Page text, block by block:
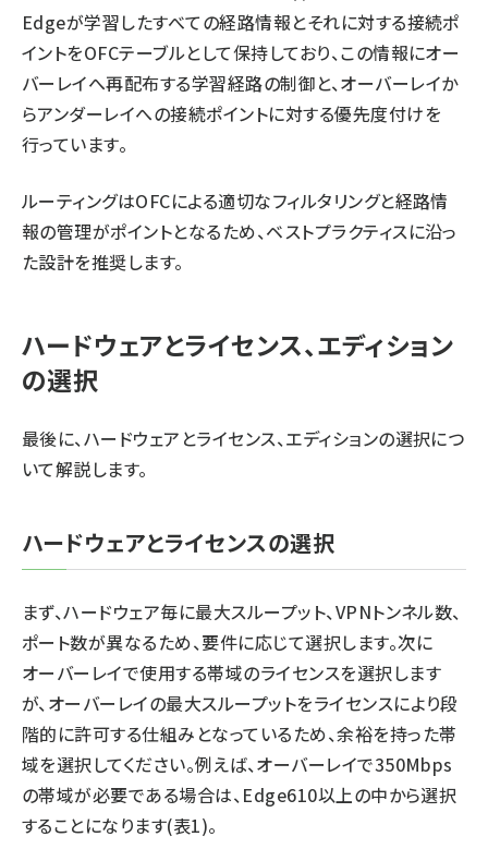
Edgeが学習したすべての経路情報とそれに対する接続ポ
イントをOFCテーブルとして保持しており、この情報にオー
バーレイへ再配布する学習経路の制御と、オーバーレイか
らアンダーレイへの接続ポイントに対する優先度付けを
行っています。
ルーティングはOFCによる適切なフィルタリングと経路情
報の管理がポイントとなるため、ベストプラクティスに沿っ
た設計を推奨します。
ハードウェアとライセンス、エディション
の選択
最後に、ハードウェアとライセンス、エディションの選択につ
いて解説します。
ハードウェアとライセンスの選択
まず、ハードウェア毎に最大スループット、VPNトンネル数、
ポート数が異なるため、要件に応じて選択します。次に
オーバーレイで使用する帯域のライセンスを選択します
が、オーバーレイの最大スループットをライセンスにより段
階的に許可する仕組みとなっているため、余裕を持った帯
域を選択してください。例えば、オーバーレイで350Mbps
の帯域が必要である場合は、Edge610以上の中から選択
することになります(表1)。